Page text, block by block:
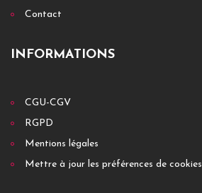
Contact
INFORMATIONS
CGU-CGV
RGPD
Mentions légales
Mettre à jour les préférences de cookies